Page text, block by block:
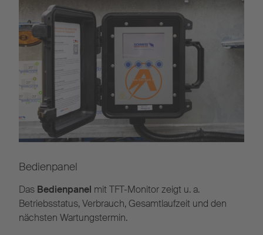
Bedienpanel
Das Bedienpanel mit TFT-Monitor zeigt u. a.
Betriebsstatus, Verbrauch, Gesamtlaufzeit und den
nächsten Wartungstermin.